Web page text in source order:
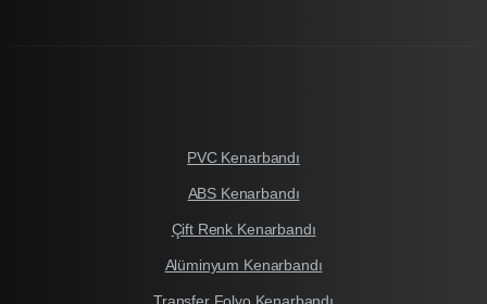
PVC Kenarbandı
ABS Kenarbandı
Çift Renk Kenarbandı
Alüminyum Kenarbandı
Transfer Folyo Kenarbandı